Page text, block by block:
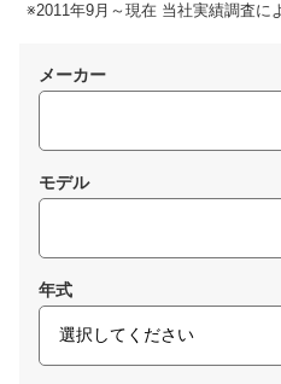
※2011年9月～現在 当社実績調査に
メーカー
モデル
年式